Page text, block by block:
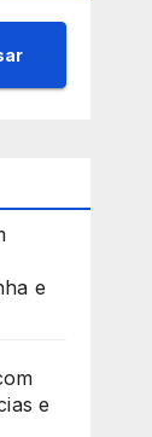
e
e